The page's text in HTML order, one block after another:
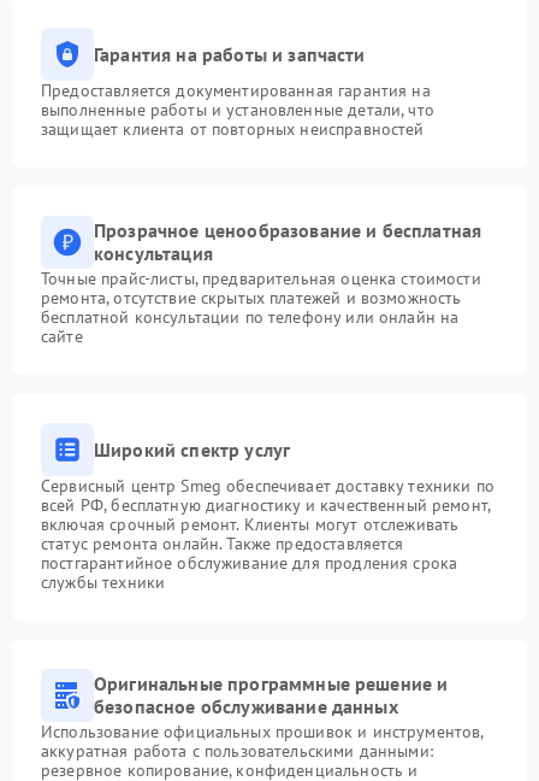
Гарантия на работы и запчасти
Предоставляется документированная гарантия на
выполненные работы и установленные детали, что
защищает клиента от повторных неисправностей
Прозрачное ценообразование и бесплатная
консультация
Точные прайс-листы, предварительная оценка стоимости
ремонта, отсутствие скрытых платежей и возможность
бесплатной консультации по телефону или онлайн на
сайте
Широкий спектр услуг
Сервисный центр Smeg обеспечивает доставку техники по
всей РФ, бесплатную диагностику и качественный ремонт,
включая срочный ремонт. Клиенты могут отслеживать
статус ремонта онлайн. Также предоставляется
постгарантийное обслуживание для продления срока
службы техники
Оригинальные программные решение и
безопасное обслуживание данных
Использование официальных прошивок и инструментов,
аккуратная работа с пользовательскими данными:
резервное копирование, конфиденциальность и